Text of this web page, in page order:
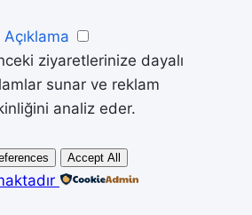
Açıklama
ziyaretlerinize dayalı
sunar ve reklam
analiz eder.
Accept All